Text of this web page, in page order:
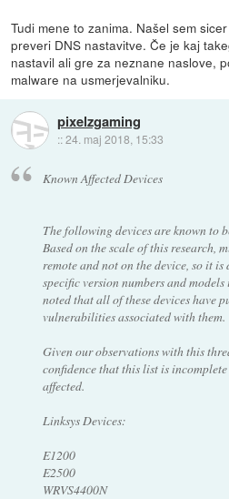
Tudi mene to zanima. Našel sem
preveri DNS nastavitve. Če je kaj
nastavil ali gre za neznane naslove,
malware na usmerjevalniku.
pixelzgaming
::24. maj 2018, 15:33
Known Affected Devices
The following devices are known to
Based on the scale of this research,
remote and not on the device, so it
specific version numbers and
noted that all of these devices have
vulnerabilities associated with them.
Given our observations with this
confidence that this list is
affected.
Linksys Devices:
E1200
E2500
WRVS4400N